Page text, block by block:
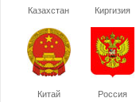
Казахстан Киргизия
Китай Россия